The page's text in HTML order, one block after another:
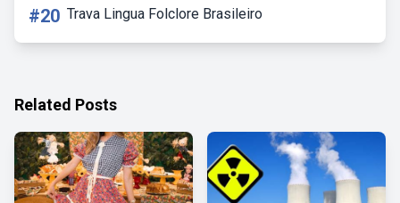
#20 Trava Lingua Folclore Brasileiro
Related Posts